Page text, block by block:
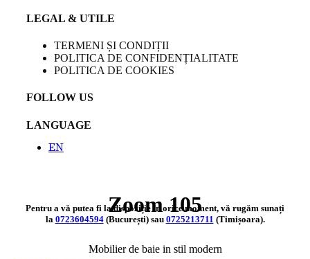
Zoom 105
Mobilier de baie in stil modern
LEGAL & UTILE
TERMENI ȘI CONDIȚII
POLITICA DE CONFIDENȚIALITATE
POLITICA DE COOKIES
FOLLOW US
LANGUAGE
EN
Pentru a vă putea fi la dispoziție în orice moment, vă rugăm sunați
la 0723604594(București) sau 0725213711 (Timișoara).